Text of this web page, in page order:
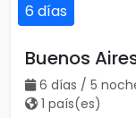
6 días
Buenos
6 días / 5
1 país(es)